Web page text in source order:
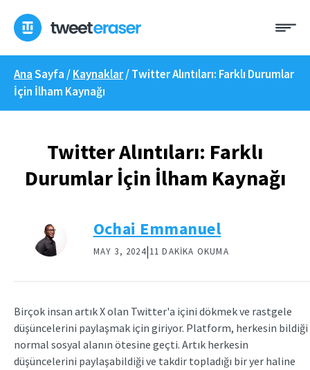
geç
AnaSayfa /Kaynaklar/Twitter Alıntıları: Farklı Durumlar
İçin İlham Kaynağı
Twitter Alıntıları: Farklı
Durumlar İçin İlham Kaynağı
Ochai Emmanuel
MAY 3, 2024|11 DAKIKA OKUMA
Birçok insan artık X olan Twitter'a içini dökmek ve rastgele
düşüncelerini paylaşmak için giriyor. Platform, herkesin bildiği
normal sosyal alanın ötesine geçti. Artık herkesin
düşüncelerini paylaşabildiği ve takdir topladığı bir yer haline